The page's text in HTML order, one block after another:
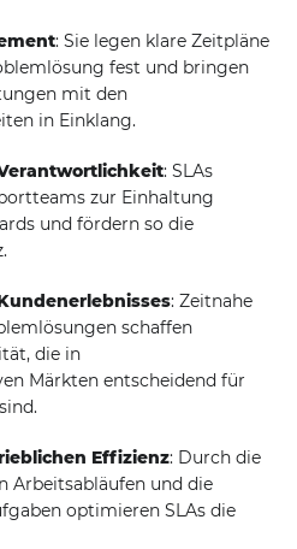
: Sie legen klare Zeitpläne
fest und bringen
mit den
in Einklang.
: SLAs
zur Einhaltung
und fördern so die
: Zeitnahe
schaffen
die in
Märkten entscheidend für
Effizienz: Durch die
Arbeitsabläufen und die
optimieren SLAs die